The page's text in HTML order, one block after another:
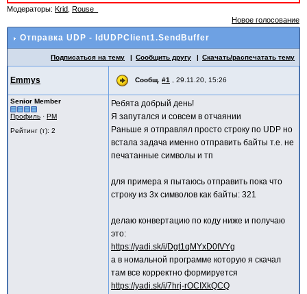
Модераторы: Krid Rouse_
Новое голосование
Отправка UDP - IdUDPClient1.SendBuffer
Подписаться на тему Сообщить другу Скачать/распечатать тему
Emmys Сообщ. #1 29.11.20, 15:26
Senior Member
Профиль · PM
Рейтинг (т): 2
Ребята добрый день!
Я запутался и совсем в отчаянии
Раньше я отправлял просто строку по UDP но
встала задача именно отправить байты т.е. не
печатанные символы и тп
для примера я пытаюсь отправить пока что
строку из 3х символов как байты: 321
делаю конвертацию по коду ниже и получаю
это:
https://yadi.sk/i/Dgt1qMYxD0tVYg
а в номальной программе которую я скачал
там все корректно формируется
https://yadi.sk/i/7hrj-rOCIXkQCQ